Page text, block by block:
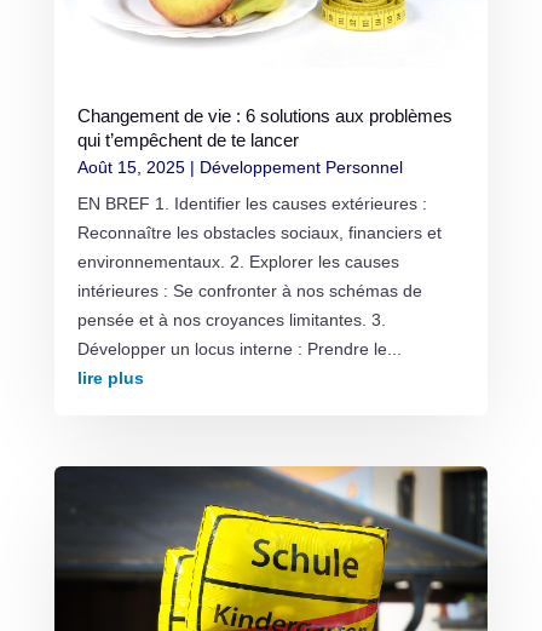
Changement de vie : 6 solutions aux problèmes
qui t’empêchent de te lancer
Août 15, 2025| Développement Personnel
EN BREF 1. Identifier les causes extérieures :
Reconnaître les obstacles sociaux, financiers et
environnementaux. 2. Explorer les causes
intérieures : Se confronter à nos schémas de
pensée et à nos croyances limitantes. 3.
Développer un locus interne : Prendre le...
lire plus